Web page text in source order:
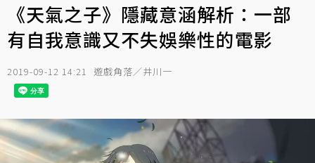
《天氣之子》隱藏意涵解析：一部
有自我意識又不失娛樂性的電影
2019-09-12 14:21 遊戲角落／井川一